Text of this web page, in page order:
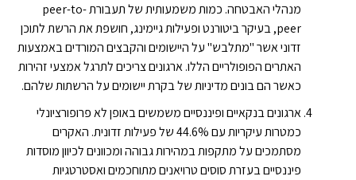
מנהלי האבטחה. כמות משמעותית של תעבורת peer-to-
peer, בעיקר ביטורנט ופעילות גיימינג, חושפת את הרשת לתוכן
זדוני אשר "מתלבש" על היישומים והקבצים המורדים באמצעות
האתרים הפופולריים הללו. ארגונים צריכים לתרגל אמצעי זהירות
כאשר הם בונים מדיניות של בקרת יישומים על הרשתות שלהם.
ארגונים בנקאיים ופיננסיים משמשים באופן לא פרופורציונלי
כמטרות עיקריות עם 44.6% של פעילות זדונית. האקרים
מסתמכים על מתקפות במהירות גבוהה ומכוונים לכיוון מוסדות
פיננסיים בעזרת סוסים טרויאנים מתוחכמים ואסטרטגיות